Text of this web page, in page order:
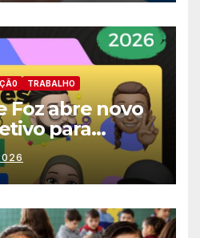
TRABALHO
Foz abre novo
para